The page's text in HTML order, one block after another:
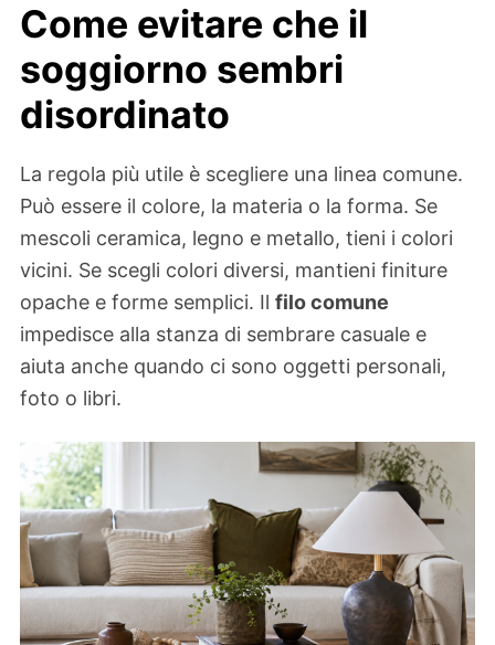
Come evitare che il
soggiorno sembri
disordinato
La regola più utile è scegliere una linea comune.
Può essere il colore, la materia o la forma. Se
mescoli ceramica, legno e metallo, tieni i colori
vicini. Se scegli colori diversi, mantieni finiture
opache e forme semplici. Il filo comune
impedisce alla stanza di sembrare casuale e
aiuta anche quando ci sono oggetti personali,
foto o libri.